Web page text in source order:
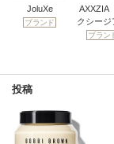
JoluXe
ブランド
AXXZIA
クシージ
ブラン
投稿